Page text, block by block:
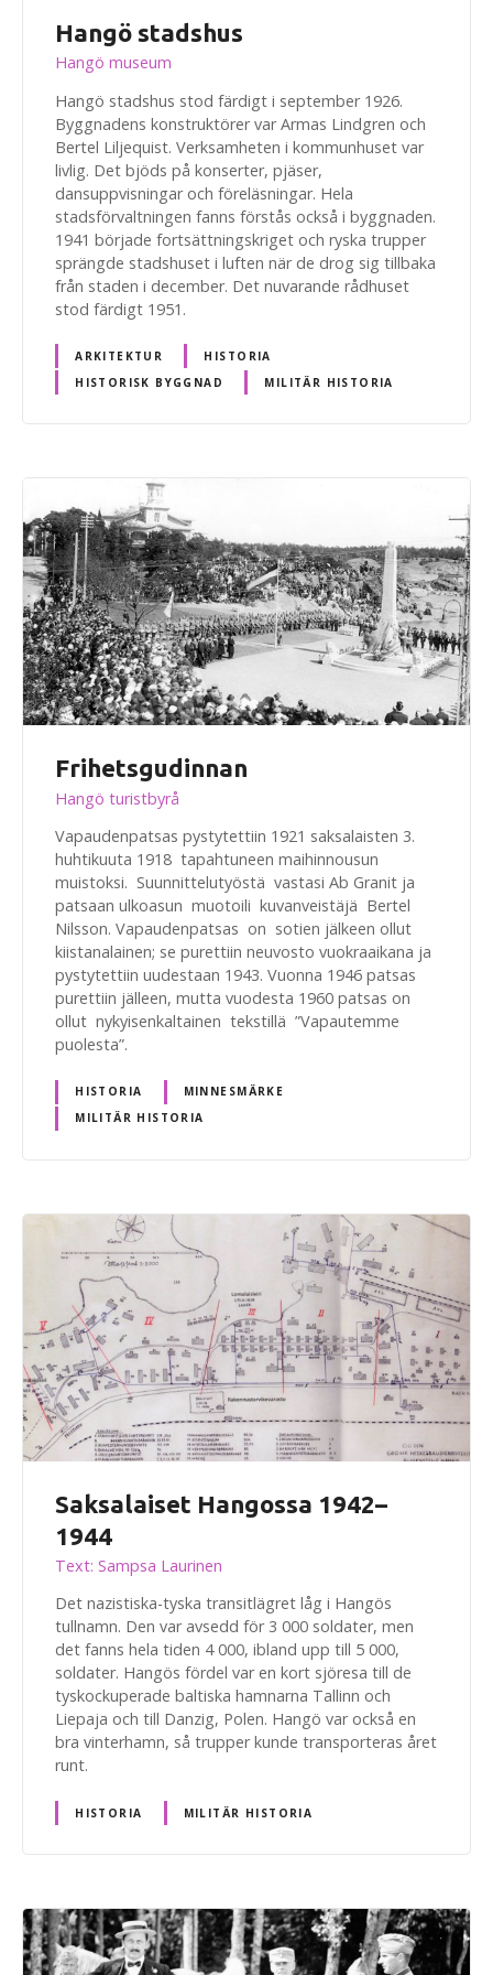
Hangö stadshus
Hangö museum
Hangö stadshus stod färdigt i september 1926.
Byggnadens konstruktörer var Armas Lindgren och
Bertel Liljequist. Verksamheten i kommunhuset var
livlig. Det bjöds på konserter, pjäser,
dansuppvisningar och föreläsningar. Hela
stadsförvaltningen fanns förstås också i byggnaden.
1941 började fortsättningskriget och ryska trupper
sprängde stadshuset i luften när de drog sig tillbaka
från staden i december. Det nuvarande rådhuset
stod färdigt 1951.
ARKITEKTUR
HISTORIA
HISTORISK BYGGNAD
MILITÄR HISTORIA
Frihetsgudinnan
Hangö turistbyrå
Vapaudenpatsas pystytettiin 1921 saksalaisten 3.
huhtikuuta 1918 tapahtuneen maihinnousun
muistoksi. Suunnittelutyöstä vastasi Ab Granit ja
patsaan ulkoasun muotoili kuvanveistäjä Bertel
Nilsson. Vapaudenpatsas on sotien jälkeen ollut
kiistanalainen; se purettiin neuvosto vuokraaikana ja
pystytettiin uudestaan 1943. Vuonna 1946 patsas
purettiin jälleen, mutta vuodesta 1960 patsas on
ollut nykyisenkaltainen tekstillä ”Vapautemme
puolesta”.
HISTORIA
MINNESMÄRKE
MILITÄR HISTORIA
Saksalaiset Hangossa 1942–
1944
Text: Sampsa Laurinen
Det nazistiska-tyska transitlägret låg i Hangös
tullnamn. Den var avsedd för 3 000 soldater, men
det fanns hela tiden 4 000, ibland upp till 5 000,
soldater. Hangös fördel var en kort sjöresa till de
tyskockuperade baltiska hamnarna Tallinn och
Liepaja och till Danzig, Polen. Hangö var också en
bra vinterhamn, så trupper kunde transporteras året
runt.
HISTORIA MILITÄR HISTORIA